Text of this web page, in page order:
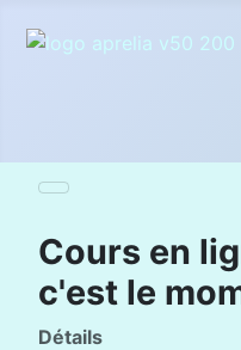
Cours en
c'est le
Détails